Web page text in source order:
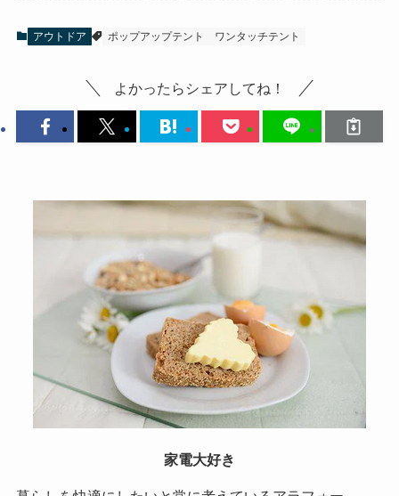
アウトドア ポップアップテント ワンタッチテント
よかったらシェアしてね！
家電大好き